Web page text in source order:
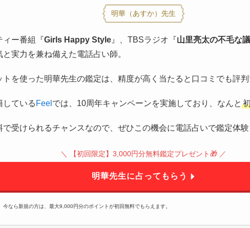
明華（あすか）先生
ィー番組『Girls Happy Style 』、TBSラジオ『山里亮太の不毛な
実力を兼ね備えた電話占い師。
を使った明華先生の鑑定は、精度が高く当たると口コミでも評判
している Feel では、10周年キャンペーンを実施しており、なんと
受けられるチャンスなので、ぜひこの機会に電話占いで鑑定体験
＼ 【初回限定】3,000円分無料鑑定プレゼント🎁 ／
明華先生に占ってもらう
なら新規の方は、最大9,000円分のポイントが初回無料でもらえます。